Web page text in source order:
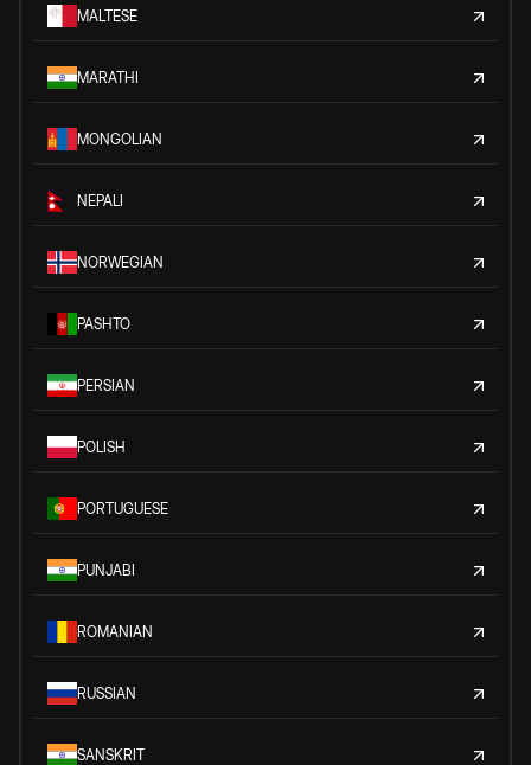
MALTESE
MARATHI
MONGOLIAN
NEPALI
NORWEGIAN
PASHTO
PERSIAN
POLISH
PORTUGUESE
PUNJABI
ROMANIAN
RUSSIAN
SANSKRIT